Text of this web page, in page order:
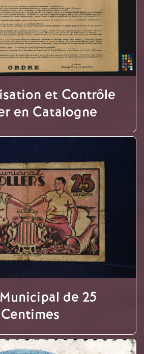
et Contrôle
en Catalogne
de 25
Centimes